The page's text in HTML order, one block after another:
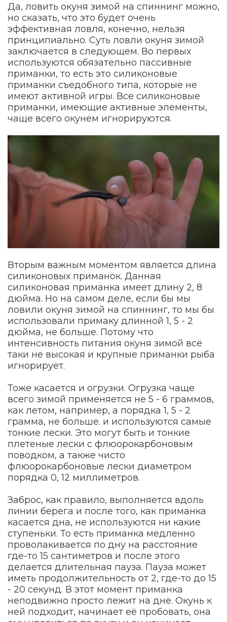
Да, ловить окуня зимой на спиннинг можно,
но сказать, что это будет очень
эффективная ловля, конечно, нельзя
принципиально. Суть ловли окуня зимой
заключается в следующем. Во первых
используются обязательно пассивные
приманки, то есть это силиконовые
приманки съедобного типа, которые не
имеют активной игры. Все силиконовые
приманки, имеющие активные элементы,
чаще всего окунем игнорируются.
Вторым важным моментом является длина
силиконовых приманок. Данная
силиконовая приманка имеет длину 2, 8
дюйма. Но на самом деле, если бы мы
ловили окуня зимой на спиннинг, то мы бы
использовали примаку длинной 1, 5 - 2
дюйма, не больше. Потому что
интенсивность питания окуня зимой всё
таки не высокая и крупные приманки рыба
игнорирует.
Тоже касается и огрузки. Огрузка чаще
всего зимой применяется не 5 - 6 граммов,
как летом, например, а порядка 1, 5 - 2
грамма, не больше. и используются самые
тонкие лески. Это могут быть и тонкие
плетеные лески с флюорокарбоновым
поводком, а также чисто
флюорокарбоновые лески диаметром
порядка 0, 12 миллиметров.
Заброс, как правило, выполняется вдоль
линии берега и после того, как приманка
касается дна, не используются ни какие
ступеньки. То есть приманка медленно
проволакивается по дну на расстояние
где-то 15 сантиметров и после этого
делается длительная пауза. Пауза может
иметь продолжительность от 2, где-то до 15
- 20 секунд. В этот момент приманка
неподвижно просто лежит на дне. Окунь к
ней подходит, начинает её пробовать, она